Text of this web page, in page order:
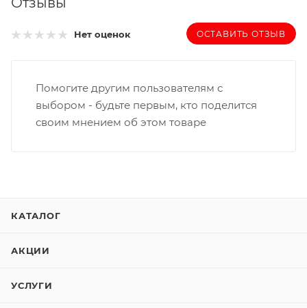
Нет оценок ОСТАВИТЬ ОТЗЫВ
Помогите другим пользователям с
выбором - будьте первым, кто поделится
своим мнением об этом товаре
КАТАЛОГ
АКЦИИ
УСЛУГИ